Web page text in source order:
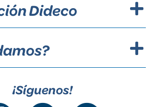
Dideco
¡Síguenos!